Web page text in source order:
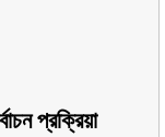
প্রক্রিয়া